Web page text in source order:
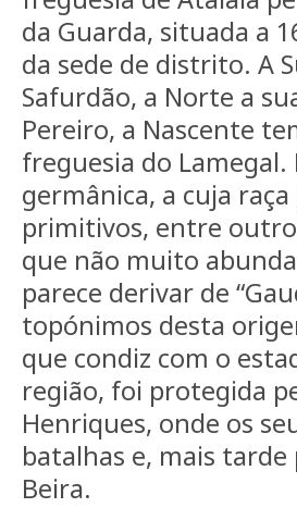
da Guarda, situada a
da sede de distrito. A
Safurdão, a Norte a
Pereiro, a Nascente
freguesia do
germânica, a cuja
primitivos, entre
que não muito
parece derivar de
topónimos desta
que condiz com o
região, foi protegida
Henriques, onde os
batalhas e, mais
Beira.